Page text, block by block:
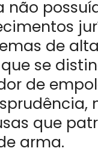
não
de
se
de
que
arma.